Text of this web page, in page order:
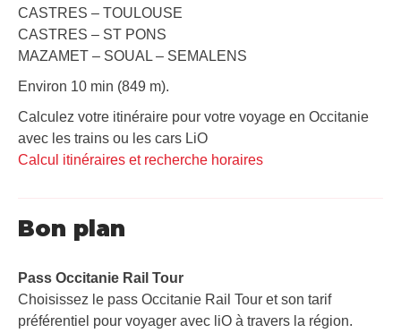
CASTRES – TOULOUSE
CASTRES – ST PONS
MAZAMET – SOUAL – SEMALENS
Environ 10 min (849 m).
Calculez votre itinéraire pour votre voyage en Occitanie
avec les trains ou les cars LiO
Calcul itinéraires et recherche horaires
Bon plan
Pass Occitanie Rail Tour​
Choisissez le pass Occitanie Rail Tour et son tarif
préférentiel pour voyager avec liO à travers la région.